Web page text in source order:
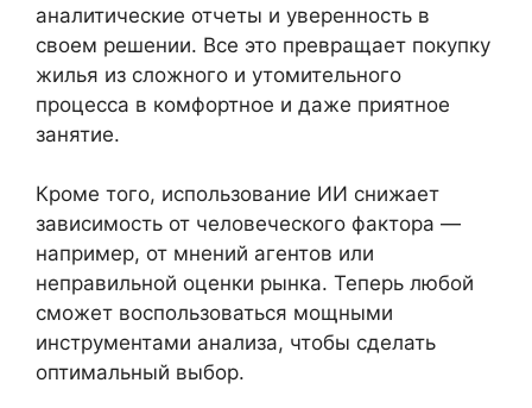
аналитические отчеты и уверенность в
своем решении. Все это превращает покупку
жилья из сложного и утомительного
процесса в комфортное и даже приятное
занятие.
Кроме того, использование ИИ снижает
зависимость от человеческого фактора —
например, от мнений агентов или
неправильной оценки рынка. Теперь любой
сможет воспользоваться мощными
инструментами анализа, чтобы сделать
оптимальный выбор.